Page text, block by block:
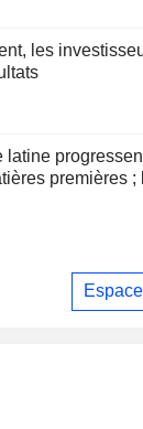
les
latine
premières ;